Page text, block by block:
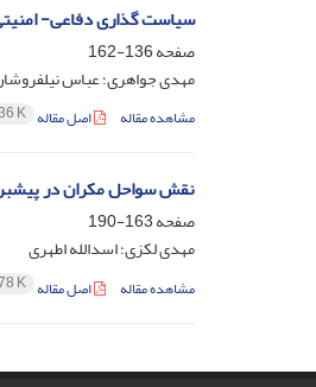
سیاست گذاری دفاعی- امنیتی
صفحه136-162
مهدی جواهری؛ عباس
مشاهده مقاله اصل مقاله K
نقش سواحل مکران در
صفحه163-190
مهدی لکزی؛ اسدالله اطهری
مشاهده مقاله اصل مقاله K